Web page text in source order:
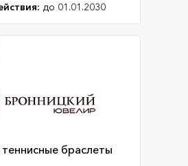
до 01.01.2030
браслеты